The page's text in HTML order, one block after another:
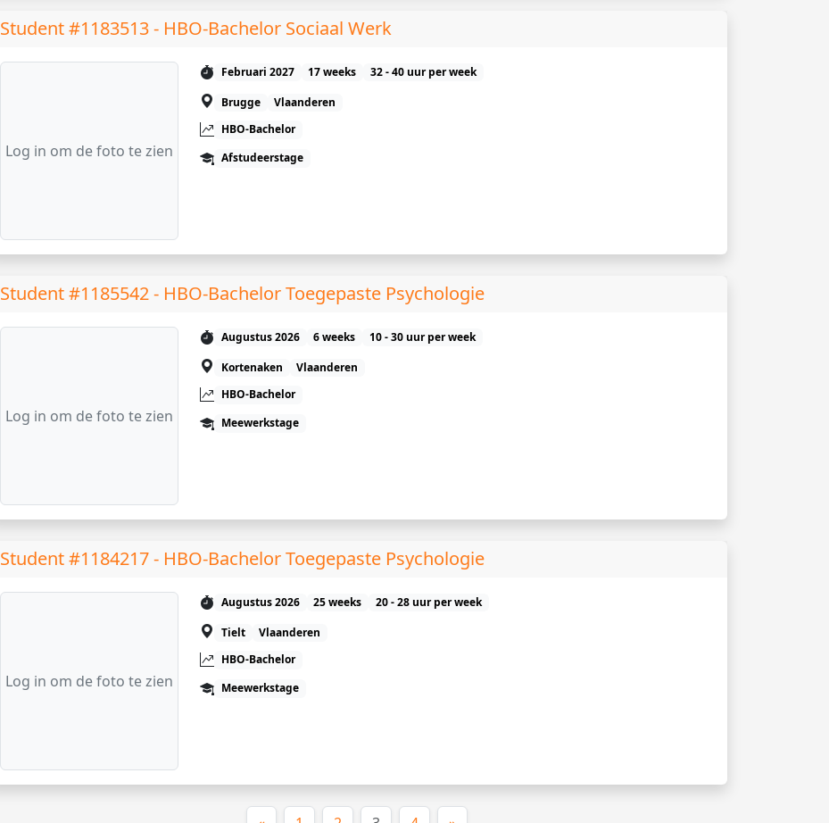
Student #1183513 - HBO-Bachelor Sociaal Werk
Log in om de foto te zien
Februari 2027 17 weeks
32 - 40 uur per week
Brugge
Vlaanderen
HBO-Bachelor
Afstudeerstage
Student #1185542 - HBO-Bachelor Toegepaste Psychologie
Log in om de foto te zien
Augustus 2026 6 weeks
10 - 30 uur per week
Kortenaken
Vlaanderen
HBO-Bachelor
Meewerkstage
Student #1184217 - HBO-Bachelor Toegepaste Psychologie
Log in om de foto te zien
Augustus 2026 25 weeks
20 - 28 uur per week
Tielt
Vlaanderen
HBO-Bachelor
Meewerkstage